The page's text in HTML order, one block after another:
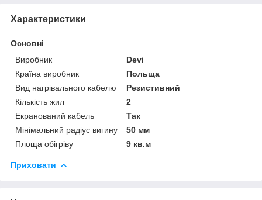
Характеристики
Основні
Виробник
Devi
Країна виробник
Польща
Вид нагрівального кабелю
Резистивний
Кількість жил
2
Екранований кабель
Так
Мінімальний радіус вигину
50 мм
Площа обігріву
9 кв.м
Приховати